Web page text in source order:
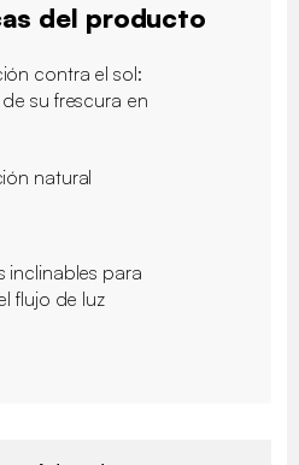
del producto
contra el sol:
su frescura en
natural
inclinables para
flujo de luz